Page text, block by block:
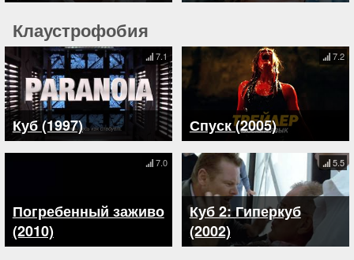
Клаустрофобия
Куб (1997)
7.1
Спуск (2005)
7.2
Погребенный заживо
(2010)
7.0
Куб 2: Гиперкуб
(2002)
5.5